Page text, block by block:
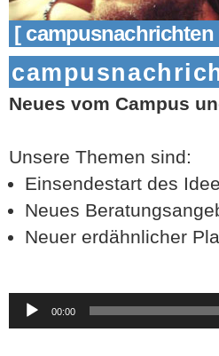
[ campusnachrichten
Neues vom Campus
Unsere Themen sind:
Einsendestart des
Neues
Neuer erdähnlicher
Audio-
Player
00:00